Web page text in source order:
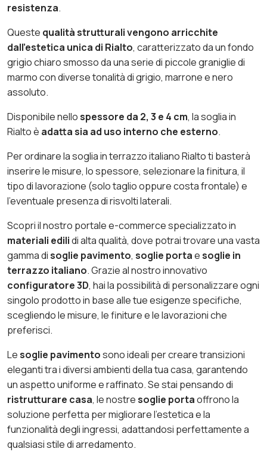
resistenza.
Queste qualità strutturali vengono arricchite
dall’estetica unica di Rialto, caratterizzato da un fondo
grigio chiaro smosso da una serie di piccole graniglie di
marmo con diverse tonalità di grigio, marrone e nero
assoluto.
Disponibile nellospessore da 2, 3 e 4 cm, la soglia in
Rialto è adatta sia ad uso interno che esterno.
Per ordinare la soglia in terrazzo italiano Rialto ti basterà
inserire le misure, lo spessore, selezionare la finitura, il
tipo di lavorazione (solo taglio oppure costa frontale) e
l’eventuale presenza di risvolti laterali.
Scopri il nostro portale e-commerce specializzato in
materiali edilidi alta qualità, dove potrai trovare una vasta
gamma disoglie pavimento, soglie portaesoglie in
terrazzo italiano. Grazie al nostro innovativo
configuratore 3D, hai la possibilità di personalizzare ogni
singolo prodotto in base alle tue esigenze specifiche,
scegliendo le misure, le finiture e le lavorazioni che
preferisci.
Lesoglie pavimentosono ideali per creare transizioni
eleganti tra i diversi ambienti della tua casa, garantendo
un aspetto uniforme e raffinato. Se stai pensando di
ristrutturare casa, le nostresoglie portaoffrono la
soluzione perfetta per migliorare l’estetica e la
funzionalità degli ingressi, adattandosi perfettamente a
qualsiasi stile di arredamento.